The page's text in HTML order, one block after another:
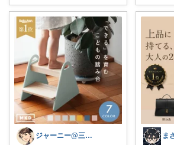
ジャーニー@三兄弟ママ ま